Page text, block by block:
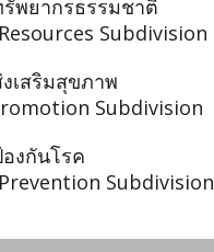
พยากรธรรมชาติ
Subdivision
เสริมสุขภาพ
Subdivision
งกันโรค
Subdivision